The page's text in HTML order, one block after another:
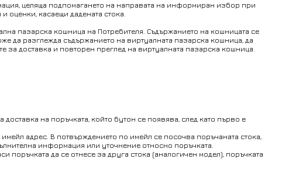
целяща подпомагането на направата на информиран избор при
оценки, касаещи дадената стока.
пазарска кошница на Потребителя. Съдържанието на кошницата се
да разглежда съдържанието на виртуалната пазарска кошница, да
за доставка и повторен преглед на виртуалната пазарска кошница.
на поръчката, който бутон се появява, след като първо е
адрес. В потвърждението по имейл се посочва поръчаната стока,
информация или уточнение относно поръчката.
поръчката да се отнесе за друга стока (аналогичен модел), поръчката